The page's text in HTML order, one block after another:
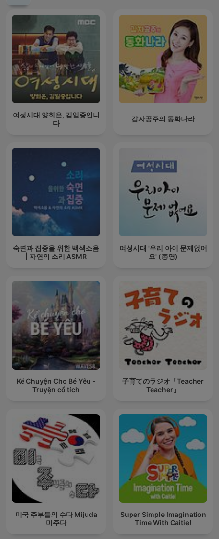
여성시대 양희은, 김일중입니
다
감자공주의 동화나라
숙면과 집중을 위한 백색소음
| 자연의 소리 ASMR
여성시대 '우리 아이 문제없어
요' (종영)
Kể Chuyện Cho Bé Yêu -
Truyện cổ tích
子育てのラジオ「Teacher
Teacher」
미국 주부들의 수다 Mijuda
미주다
Super Simple Imagination
Time With Caitie!